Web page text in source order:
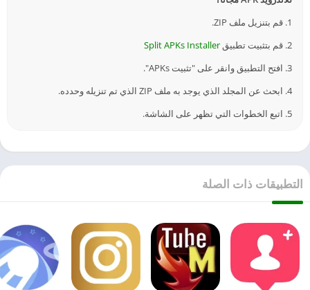
1. قم بتنزيل ملف ZIP.
2. قم بتثبيت تطبيق
Split APKs Installer
3. افتح التطبيق وانقر على "تثبيت APKs".
4. ابحث عن المجلد الذي يوجد به ملف ZIP الذي تم تنزيله وحدده.
5. اتبع الخطوات التي تظهر على الشاشة.
التطبيقات ذات الصلة